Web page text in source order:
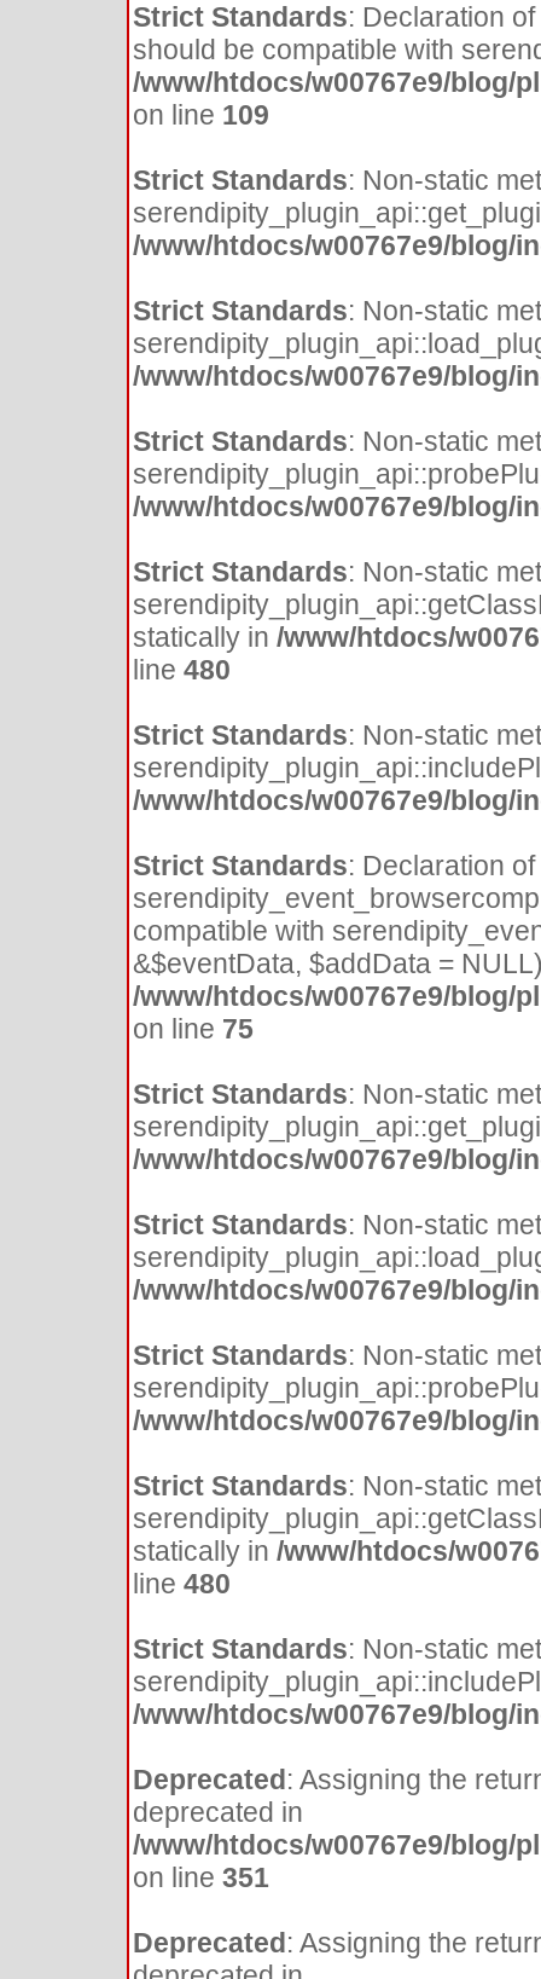
Strict Standards: Declaration
should be compatible with
/www/htdocs/w00767e9/blog/
on line 109
Strict Standards: Non-static
/www/htdocs/w00767e9/blog/
Strict Standards: Non-static
/www/htdocs/w00767e9/blog/
Strict Standards: Non-static
/www/htdocs/w00767e9/blog/
Strict Standards: Non-static
statically in /www/htdocs/
line 480
Strict Standards: Non-static
/www/htdocs/w00767e9/blog/
Strict Standards: Declaration of
compatible with
&$eventData, $addData =
/www/htdocs/w00767e9/blog/
on line 75
Strict Standards: Non-static
/www/htdocs/w00767e9/blog/
Strict Standards: Non-static
/www/htdocs/w00767e9/blog/
Strict Standards: Non-static
/www/htdocs/w00767e9/blog/
Strict Standards: Non-static
statically in /www/htdocs/
line 480
Strict Standards: Non-static
/www/htdocs/w00767e9/blog/
Deprecated: Assigning the
deprecated in
/www/htdocs/w00767e9/blog/
on line 351
Deprecated: Assigning the